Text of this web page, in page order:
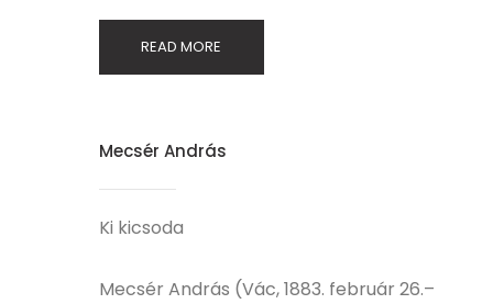
READ MORE
Mecsér András
Ki kicsoda
Mecsér András (Vác, 1883. február 26.–